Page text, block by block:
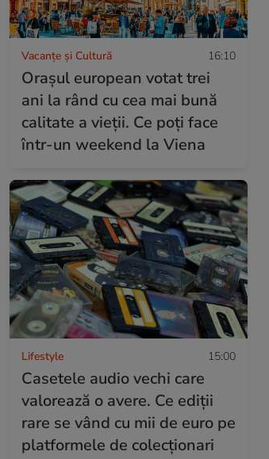
Vacanțe și Cultură 16:10
Orașul european votat trei
ani la rând cu cea mai bună
calitate a vieții. Ce poți face
într-un weekend la Viena
Lifestyle 15:00
Casetele audio vechi care
valorează o avere. Ce ediții
rare se vând cu mii de euro pe
platformele de colecționari